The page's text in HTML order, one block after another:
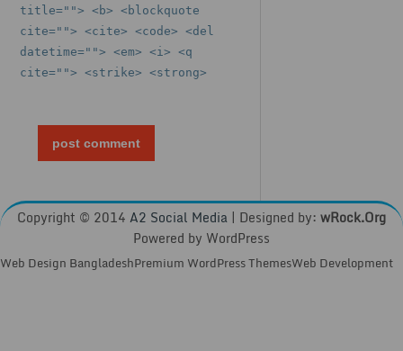
title=""> <b> <blockquote
cite=""> <cite> <code> <del
datetime=""> <em> <i> <q
cite=""> <strike> <strong>
Copyright © 2014 A2 Social Media | Designed by: wRock.Org
Powered by WordPress
Web Design BangladeshPremium WordPress ThemesWeb Development